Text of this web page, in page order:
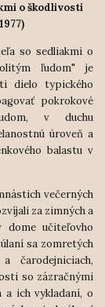
o škodlivosti
so sedliakmi o
ľudom" je
dielo typického
pokrokové
v duchu
úroveň a
balastu v
večerných
za zimných a
dome učiteľovho
sa zomretých
čarodejniciach,
so zázračnými
a ich vykladaní, o